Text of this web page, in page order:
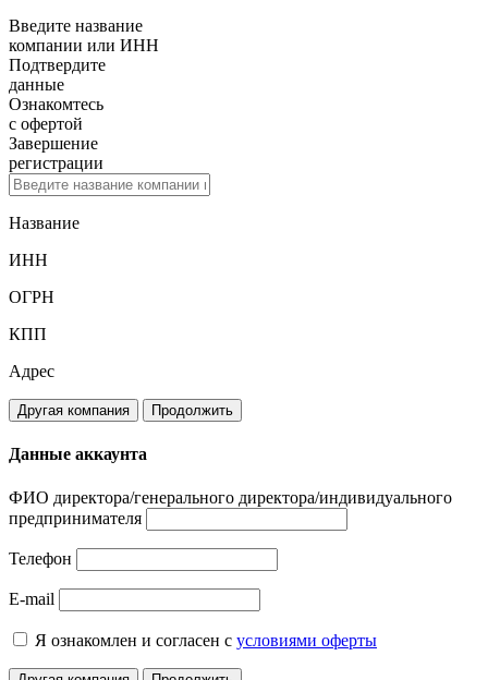
Введите название
компании или ИНН
Подтвердите
данные
Ознакомтесь
с офертой
Завершение
регистрации
Название
ИНН
ОГРН
КПП
Адрес
Другая компания Продолжить
Данные аккаунта
ФИО директора/генерального директора/индивидуального
предпринимателя
Телефон
E-mail
Я ознакомлен и согласен с условиями оферты